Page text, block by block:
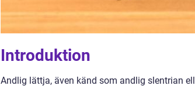
Introduktion
Andlig lättja, även känd som andlig slentrian